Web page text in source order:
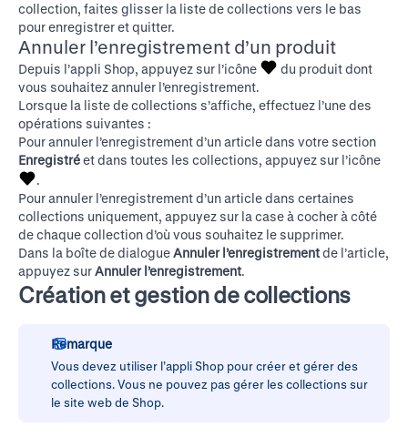
collection, faites glisser la liste de collections vers le bas
pour enregistrer et quitter.
Annuler l’enregistrement d’un produit
Depuis l’appli Shop, appuyez sur l’icône
du produit dont
vous souhaitez annuler l’enregistrement.
Lorsque la liste de collections s’affiche, effectuez l’une des
opérations suivantes :
Pour annuler l’enregistrement d’un article dans votre section
Enregistréet dans toutes les collections, appuyez sur l’icône
.
Pour annuler l’enregistrement d’un article dans certaines
collections uniquement, appuyez sur la case à cocher à côté
de chaque collection d’où vous souhaitez le supprimer.
Dans la boîte de dialogueAnnuler l’enregistrementde l’article,
appuyez surAnnuler l’enregistrement.
Création et gestion de collections
Remarque
Vous devez utiliser l’appli Shop pour créer et gérer des
collections. Vous ne pouvez pas gérer les collections sur
le site web de Shop.